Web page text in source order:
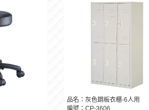
品名：灰色鋼板衣櫃-6人用
編號：CP-3606